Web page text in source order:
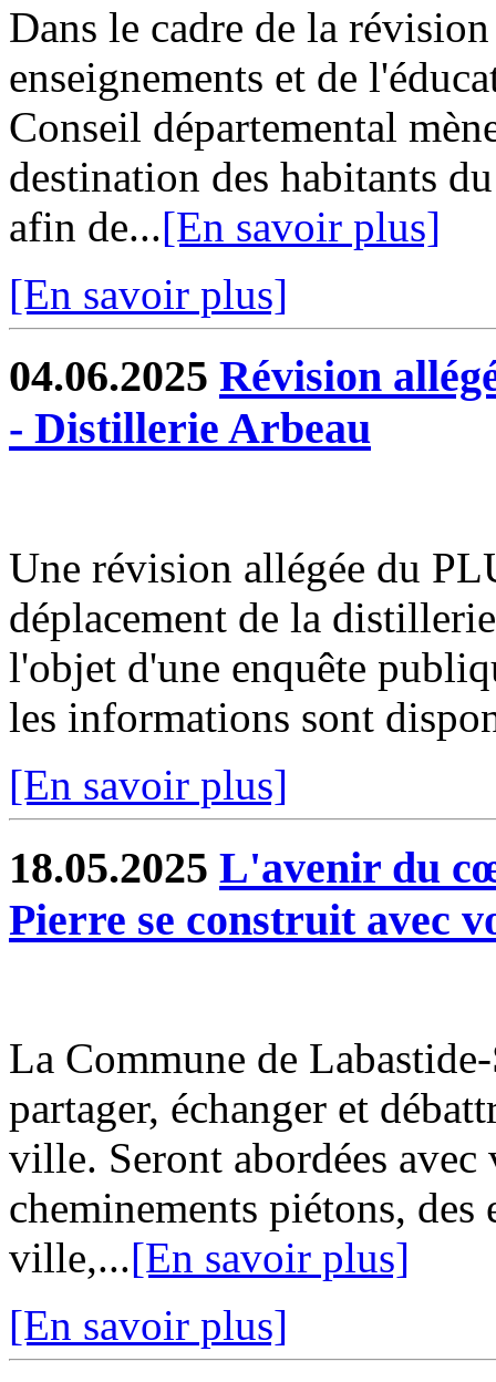
Dans le cadre de la
enseignements et de
Conseil départemental
destination des habitants
afin de...[En savoir plus]
[En savoir plus]
04.06.2025 Révision
- Distillerie Arbeau
Une révision allégée du
déplacement de la
l'objet d'une enquête
les informations sont
[En savoir plus]
18.05.2025 L'avenir du
Pierre se construit avec
La Commune de
partager, échanger et
ville. Seront abordées avec
cheminements piétons, des
ville,...[En savoir plus]
[En savoir plus]